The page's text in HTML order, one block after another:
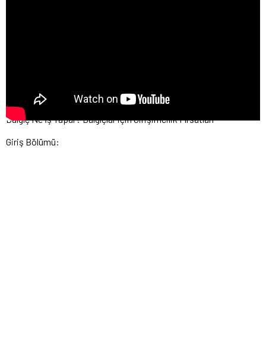
Dalgıç Ne İş Yapar? Dalgıçlar için Girişimcilik Fırsatları
Giriş Bölümü: